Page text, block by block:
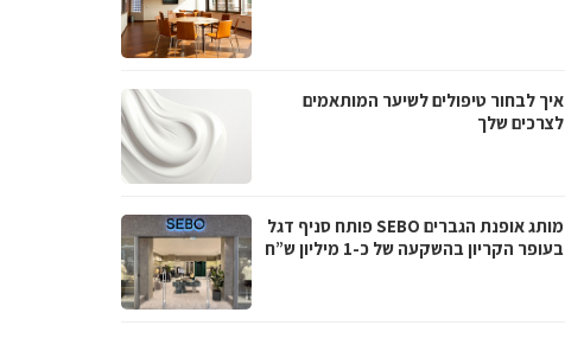
איך לבחור טיפולים לשיער המותאמים
לצרכים שלך
מותג אופנת הגברים SEBO פותח סניף דגל
בעופר הקריון בהשקעה של כ-1 מיליון ש”ח